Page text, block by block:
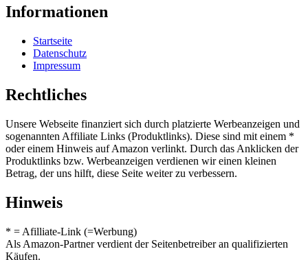
Informationen
Startseite
Datenschutz
Impressum
Rechtliches
Unsere Webseite finanziert sich durch platzierte Werbeanzeigen und
sogenannten Affiliate Links (Produktlinks). Diese sind mit einem *
oder einem Hinweis auf Amazon verlinkt. Durch das Anklicken der
Produktlinks bzw. Werbeanzeigen verdienen wir einen kleinen
Betrag, der uns hilft, diese Seite weiter zu verbessern.
Hinweis
* = Afilliate-Link (=Werbung)
Als Amazon-Partner verdient der Seitenbetreiber an qualifizierten
Käufen.